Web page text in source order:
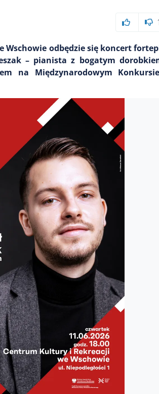
Wschowie odbędzie się koncert
– pianista z bogatym
na Międzynarodowym